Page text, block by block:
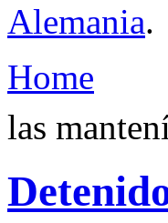
Alemania.
Home
las